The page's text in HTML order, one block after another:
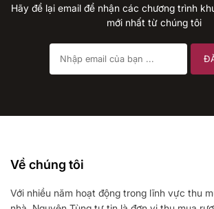
Hãy để lại email để nhận các chương trình
mới nhất từ chúng tôi
Về chúng tôi
Với nhiều năm hoạt động trong lĩnh vực thu